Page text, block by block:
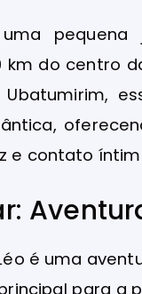
pequena
km do centro
e contato
é uma
para a